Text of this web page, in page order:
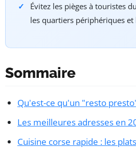
Évitez les pièges à touristes
les quartiers périphériques et
Sommaire
Qu'est-ce qu'un "resto
Les meilleures adresses en
Cuisine corse rapide : les